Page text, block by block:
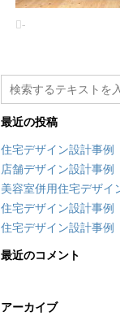
-
最近の投稿
住宅デザイン設計事
店舗デザイン設計事
美容室併用住宅デザ
住宅デザイン設計事
住宅デザイン設計事
最近のコメント
アーカイブ